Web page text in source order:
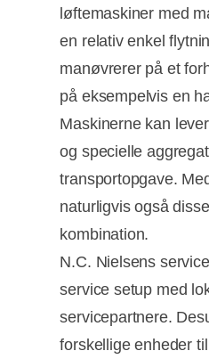
løftemaskiner med
en relativ enkel
manøvrerer på et
på eksempelvis en
Maskinerne kan
og specielle
transportopgave.
naturligvis også
kombination.
N.C. Nielsens
service setup med
servicepartnere.
forskellige enheder